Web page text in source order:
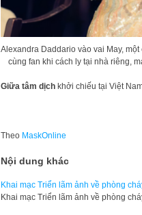
Alexandra Daddario vào vai May,
cùng fan khi cách ly tại nhà riêng,
Giữa tâm dịchkhởi chiếu tại Việt
Theo MaskOnline
Nội dung khác
Khai mạc Triển lãm ảnh về phòng
Khai mạc Triển lãm ảnh về phòng